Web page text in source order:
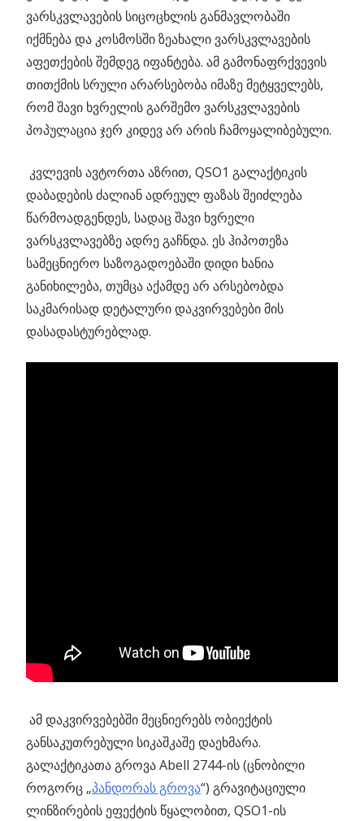
ვარსკვლავების სიცოცხლის განმავლობაში
იქმნება და კოსმოსში ზეახალი ვარსკვლავების
აფეთქების შემდეგ იფანტება. ამ გამონაფრქვევის
თითქმის სრული არარსებობა იმაზე მეტყველებს,
რომ შავი ხვრელის გარშემო ვარსკვლავების
პოპულაცია ჯერ კიდევ არ არის ჩამოყალიბებული.
კვლევის ავტორთა აზრით, QSO1 გალაქტიკის
დაბადების ძალიან ადრეულ ფაზას შეიძლება
წარმოადგენდეს, სადაც შავი ხვრელი
ვარსკვლავებზე ადრე გაჩნდა. ეს ჰიპოთეზა
სამეცნიერო საზოგადოებაში დიდი ხანია
განიხილება, თუმცა აქამდე არ არსებობდა
საკმარისად დეტალური დაკვირვებები მის
დასადასტურებლად.
ამ დაკვირვებებში მეცნიერებს ობიექტის
განსაკუთრებული სიკაშკაშე დაეხმარა.
გალაქტიკათა გროვა Abell 2744-ის (ცნობილი
როგორც „პანდორას გროვა“) გრავიტაციული
ლინზირების ეფექტის წყალობით, QSO1-ის